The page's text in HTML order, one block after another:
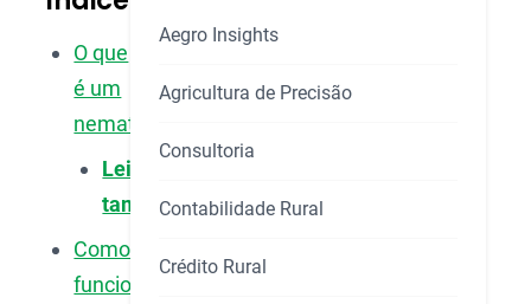
O que
é um
nematoide?
Leia
também:
Como
funciona
Aegro Insights
Agricultura de Precisão
Consultoria
Contabilidade Rural
Crédito Rural